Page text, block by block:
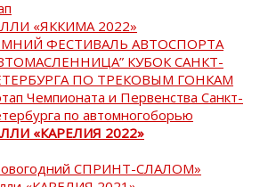
«ЯККИМА 2022»
ФЕСТИВАЛЬ АВТОСПОРТА
КУБОК САНКТ-
ПО ТРЕКОВЫМ ГОНКАМ
Чемпионата и Первенства Санкт-
по автомногоборью
«КАРЕЛИЯ 2022»
СПРИНТ-СЛАЛОМ»